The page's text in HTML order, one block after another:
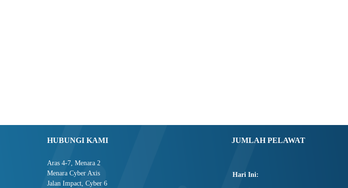
HUBUNGI KAMI
Aras 4-7, Menara 2
Menara Cyber Axis
Jalan Impact, Cyber 6
JUMLAH PELAWAT
Hari Ini: